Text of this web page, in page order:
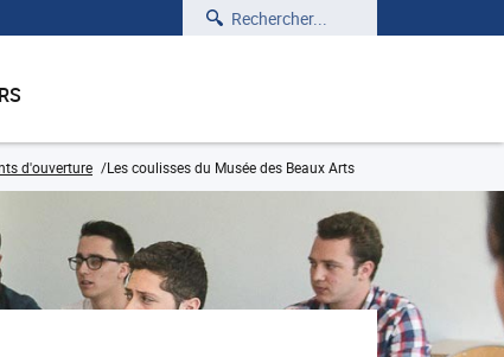
Rechercher
d'ouverture Les coulisses du Musée des Beaux Arts